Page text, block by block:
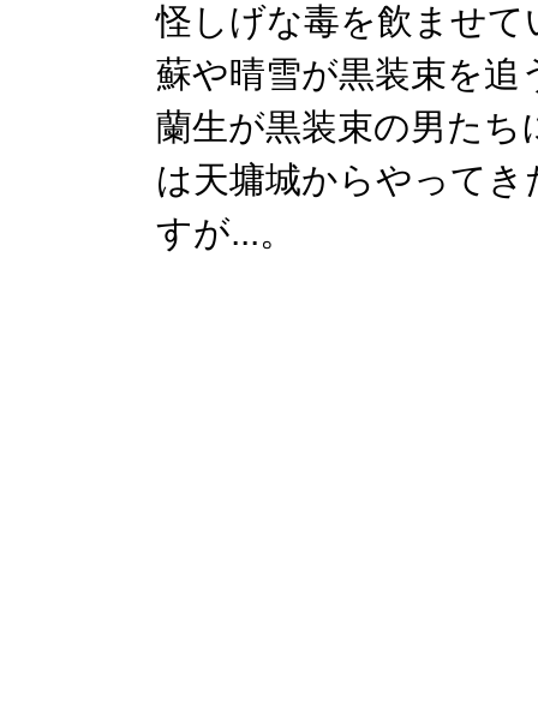
怪しげな毒を飲ませ
蘇や晴雪が黒装束を追
蘭生が黒装束の男た
は天墉城からやって
すが...。